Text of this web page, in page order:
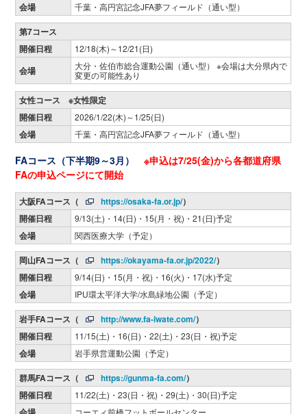
会場 千葉・高円宮記念JFA夢フィールド（通い型）
第7コース
開催日程
12/18(木)～12/21(日)
会場
大分・佐伯市総合運動公園（通い型） ※会場は大分県内で
変更の可能性あり
女性コース ※女性限定
開催日程
2026/1/22(木)～1/25(日)
会場 千葉・高円宮記念JFA夢フィールド（通い型）
FAコース（下半期9～3月）※申込は7/25(金)から各都道府県
FAの申込ページにて開始
大阪FAコース（ https://osaka-fa.or.jp/）
開催日程
9/13(土)・14(日)・15(月・祝)・21(日)予定
会場 関西医療大学（予定）
岡山FAコース（ https://okayama-fa.or.jp/2022/）
開催日程
9/14(日)・15(月・祝)・16(火)・17(水)予定
会場 IPU環太平洋大学/水島緑地公園（予定）
岩手FAコース（ http://www.fa-iwate.com/）
開催日程
11/15(土)・16(日)・22(土)・23(日・祝)予定
会場 岩手県営運動公園（予定）
群馬FAコース（ https://gunma-fa.com/）
開催日程
11/22(土)・23(日・祝)・29(土)・30(日)予定